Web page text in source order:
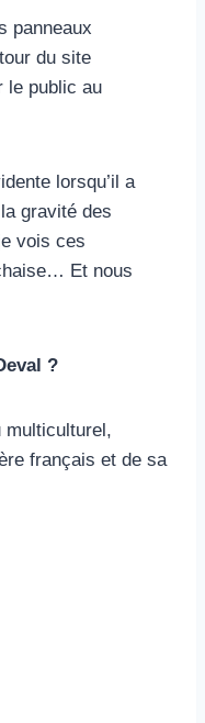
panneaux
du site
le public au
lorsqu’il a
gravité des
vois ces
Et nous
?
multiculturel,
français et de sa